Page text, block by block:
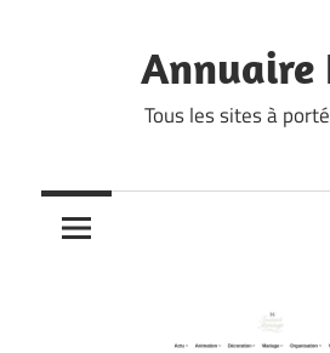
Annuaire
Tous les sites à